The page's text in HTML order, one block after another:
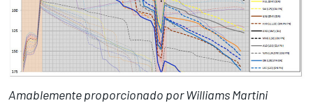
Amablemente proporcionado por Williams Martini